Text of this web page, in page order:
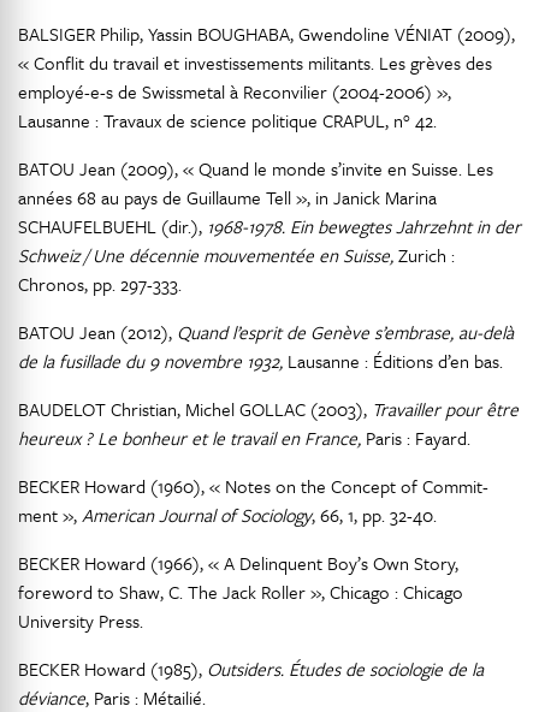
BALSIGER Philip, Yassin BOUGHABA, Gwendoline VÉNIAT (2009),
« Conflit du travail et investissements militants. Les grèves des
employé-e-s de Swissmetal à Reconvilier (2004-2006) »,
Lausanne : Travaux de science politique CRAPUL, n° 42.
BATOU Jean (2009), « Quand le monde s’invite en Suisse. Les
années 68 au pays de Guillaume Tell », in Janick Marina
SCHAUFELBUEHL (dir.), 1968-1978. Ein bewegtes Jahrzehnt in der
Schweiz / Une décennie mouvementée en Suisse,Zurich :
Chronos, pp. 297-333.
BATOU Jean (2012), Quand l’esprit de Genève s’embrase, au-delà
de la fusillade du 9 novembre 1932, Lausanne : Éditions d’en bas.
BAUDELOT Christian, Michel GOLLAC (2003), Travailler pour être
heureux ? Le bonheur et le travail en France, Paris : Fayard.
BECKER Howard (1960), « Notes on the Concept of Commit-
ment »,American Journal of Sociology, 66, 1, pp. 32-40.
BECKER Howard (1966), « A Delinquent Boy’s Own Story,
foreword to Shaw, C. The Jack Roller », Chicago : Chicago
University Press.
BECKER Howard (1985), Outsiders. Études de sociologie de la
déviance, Paris : Métailié.